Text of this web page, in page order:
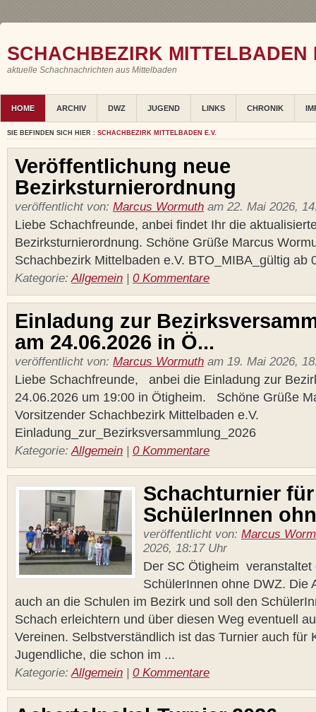
SCHACHBEZIRK MITTELBADEN
aktuelle Schachnachrichten aus Mittelbaden
HOME ARCHIV DWZ JUGEND LINKS CHRONIK
SIE BEFINDEN SICH HIER : SCHACHBEZIRK MITTELBADEN E.V.
Veröffentlichung neue
Bezirksturnierordnung
veröffentlicht von: Marcus Wormuth am 22. Mai 2026,
Liebe Schachfreunde, anbei findet Ihr die
Bezirksturnierordnung. Schöne Grüße Marcus
Schachbezirk Mittelbaden e.V. BTO_MIBA_gültig ab
Kategorie:Allgemein 0 Kommentare
Einladung zur
am 24.06.2026 in Ö...
veröffentlicht von: Marcus Wormuth am 19. Mai 2026,
Liebe Schachfreunde, anbei die Einladung zur
24.06.2026 um 19:00 in Ötigheim. Schöne Grüße
Vorsitzender Schachbezirk Mittelbaden e.V.
Einladung_zur_Bezirksversammlung_2026
Kategorie:Allgemein 0 Kommentare
Schachturnier für
SchülerInnen
veröffentlicht von: Marcus
2026, 18:17 Uhr
Der SC Ötigheim veranstaltet
SchülerInnen ohne DWZ. Die
auch an die Schulen im Bezirk und soll den
Schach erleichtern und über diesen Weg eventuell
Vereinen. Selbstverständlich ist das Turnier auch für
Jugendliche, die schon im ...
Kategorie:Allgemein 0 Kommentare